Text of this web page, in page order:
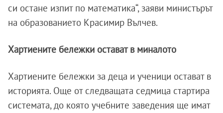
си остане изпит по математика“, заяви министърът
на образованието Красимир Вълчев.
Хартиените бележки остават в миналото
Хартиените бележки за деца и ученици остават в
историята. Още от следващата седмица стартира
системата, до която учебните заведения ще имат